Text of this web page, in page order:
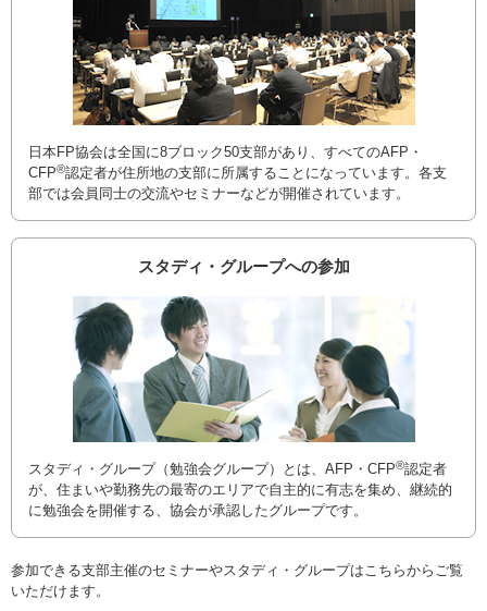
日本FP協会は全国に8ブロック50支部があり、すべてのAFP・
CFP®認定者が住所地の支部に所属することになっています。各支
部では会員同士の交流やセミナーなどが開催されています。
スタディ・グループへの参加
スタディ・グループ（勉強会グループ）とは、AFP・CFP®認定者
が、住まいや勤務先の最寄のエリアで自主的に有志を集め、継続的
に勉強会を開催する、協会が承認したグループです。
参加できる支部主催のセミナーやスタディ・グループはこちらからご覧
いただけます。